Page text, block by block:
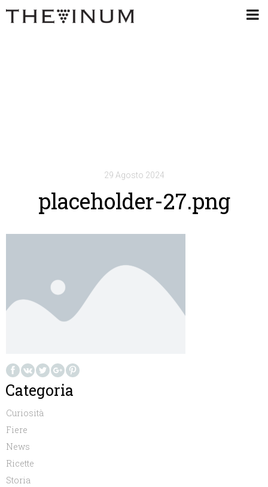
29 Agosto 2024
placeholder-27.png
Categoria
Curiosità
Fiere
News
Ricette
Storia